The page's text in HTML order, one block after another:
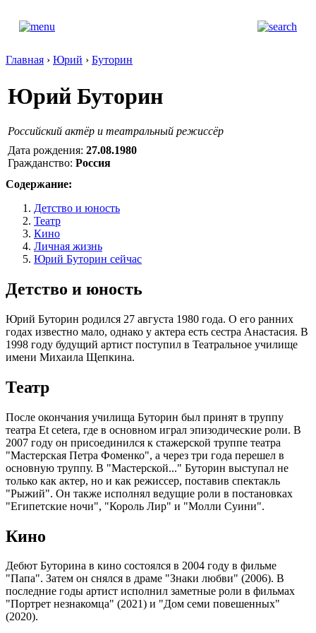
Главная › Юрий › Буторин
Юрий Буторин
Российский актёр и театральный режиссёр
Дата рождения: 27.08.1980
Гражданство: Россия
Содержание:
Детство и юность
Театр
Кино
Личная жизнь
Юрий Буторин сейчас
Детство и юность
Юрий Буторин родился 27 августа 1980 года. О его ранних
годах известно мало, однако у актера есть сестра Анастасия. В
1998 году будущий артист поступил в Театральное училище
имени Михаила Щепкина.
Театр
После окончания училища Буторин был принят в труппу
театра Et cetera, где в основном играл эпизодические роли. В
2007 году он присоединился к стажерской труппе театра
"Мастерская Петра Фоменко", а через три года перешел в
основную труппу. В "Мастерской..." Буторин выступал не
только как актер, но и как режиссер, поставив спектакль
"Рыжий". Он также исполнял ведущие роли в постановках
"Египетские ночи", "Король Лир" и "Молли Суини".
Кино
Дебют Буторина в кино состоялся в 2004 году в фильме
"Папа". Затем он снялся в драме "Знаки любви" (2006). В
последние годы артист исполнил заметные роли в фильмах
"Портрет незнакомца" (2021) и "Дом семи повешенных"
(2020).